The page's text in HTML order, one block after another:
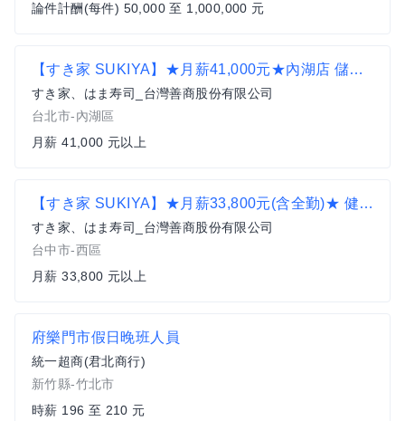
論件計酬(每件) 50,000 至 1,000,000 元
【すき家 SUKIYA】★月薪41,000元★內湖店 儲備幹部
すき家、はま寿司_台灣善商股份有限公司
台北市-內湖區
月薪 41,000 元以上
【すき家 SUKIYA】★月薪33,800元(含全勤)★ 健行博館店 全職
すき家、はま寿司_台灣善商股份有限公司
台中市-西區
月薪 33,800 元以上
府樂門市假日晚班人員
統一超商(君北商行)
新竹縣-竹北市
時薪 196 至 210 元